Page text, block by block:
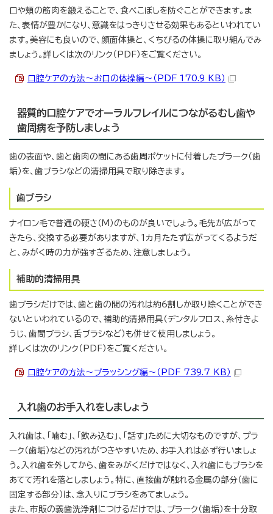
口や頬の筋肉を鍛えることで、食べこぼしを防ぐことができます。ま
た、表情が豊かになり、意識をはっきりさせる効果もあるといわれてい
ます。美容にも良いので、顔面体操と、くちびるの体操に取り組んでみ
ましょう。詳しくは次のリンク（PDF）をご覧ください。
口腔ケアの方法～お口の体操編～（PDF 170.9 KB）
器質的口腔ケアでオーラルフレイルにつながるむし歯や
歯周病を予防しましょう
歯の表面や、歯と歯肉の間にある歯周ポケットに付着したプラーク（歯
垢）を、歯ブラシなどの清掃用具で取り除きます。
歯ブラシ
ナイロン毛で普通の硬さ（M）のものが良いでしょう。毛先が広がって
きたら、交換する必要がありますが、1カ月たたず広がってくるようだ
と、みがく時の力が強すぎるため、注意しましょう。
補助的清掃用具
歯ブラシだけでは、歯と歯の間の汚れは約6割しか取り除くことができ
ないといわれているので、補助的清掃用具（デンタルフロス、糸付きよ
うじ、歯間ブラシ、舌ブラシなど）も併せて使用しましょう。
詳しくは次のリンク（PDF）をご覧ください。
口腔ケアの方法～ブラッシング編～（PDF 739.7 KB）
入れ歯のお手入れをしましょう
入れ歯は、「噛む」、「飲み込む」、「話す」ために大切なものですが、プラ
ーク（歯垢）などの汚れがつきやすいため、お手入れは必ず行いましょ
う。入れ歯を外してから、歯をみがくだけではなく、入れ歯にもブラシを
あてて汚れを落としましょう。特に、直接歯が触れる金属の部分（歯に
固定する部分）は、念入りにブラシをあてましょう。
また、市販の義歯洗浄剤につけるだけでは、プラーク（歯垢）を十分取